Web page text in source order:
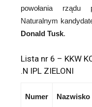
powołania rządu
Naturalnym
Donald Tusk.
Lista nr 6 – KKW
.N IPL ZIELONI
Numer